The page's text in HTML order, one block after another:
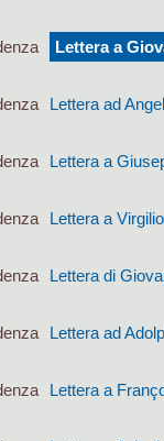
Lettera a
Lettera ad
Lettera a
Lettera a
Lettera di
Lettera ad
Lettera a